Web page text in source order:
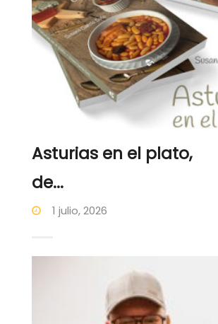
Asturias en el plato,
de...
1 julio, 2026